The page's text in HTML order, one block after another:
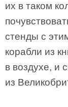
их в таком
стенды с
корабли из
в воздухе, и
из